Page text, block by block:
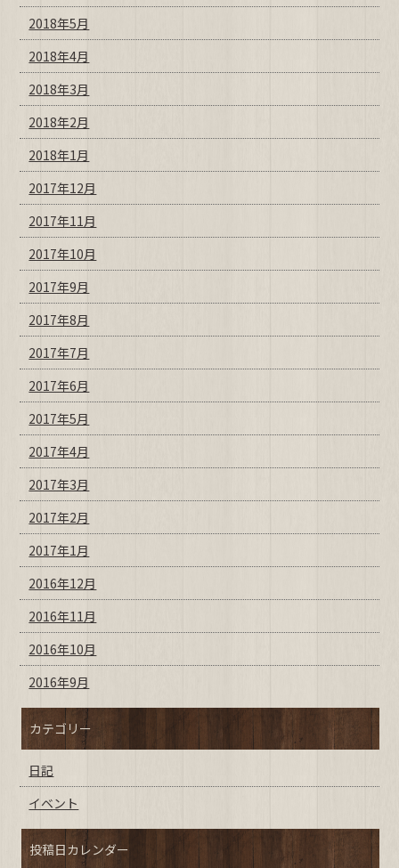
2018年5月
2018年4月
2018年3月
2018年2月
2018年1月
2017年12月
2017年11月
2017年10月
2017年9月
2017年8月
2017年7月
2017年6月
2017年5月
2017年4月
2017年3月
2017年2月
2017年1月
2016年12月
2016年11月
2016年10月
2016年9月
カテゴリー
日記
イベント
投稿日カレンダー